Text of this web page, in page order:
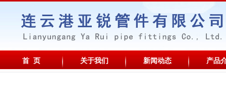
首 页 关于我们 新闻动态 产品